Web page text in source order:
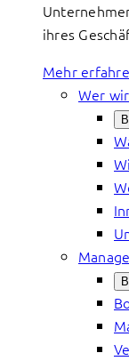
ihres
Mehr
Wer